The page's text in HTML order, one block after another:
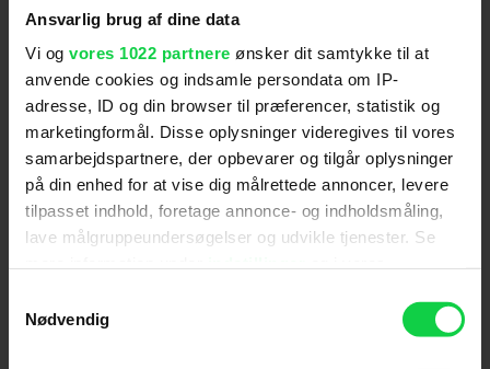
Ansvarlig brug af dine data
Vi og vores 1022 partnere ønsker dit samtykke til at
anvende cookies og indsamle persondata om IP-
adresse, ID og din browser til præferencer, statistik og
marketingformål. Disse oplysninger videregives til vores
samarbejdspartnere, der opbevarer og tilgår oplysninger
på din enhed for at vise dig målrettede annoncer, levere
tilpasset indhold, foretage annonce- og indholdsmåling,
lave målgruppeundersøgelser og udvikle tjenester. Se
tilbage eller ændre indstillinger fra vores
"Cookiedeklaration", eller ved at trykke på "Privacy
Nødvendig
Anmeldelser fra medierne
( 4)